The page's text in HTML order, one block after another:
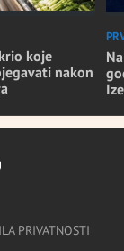
koje
nakon
PRIVATNOSTI